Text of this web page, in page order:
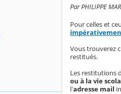
Par PHILIPPE
Pour celles et
Vous trouverez
restitués.
Les restitutions
ou à la vie
l'adresse mail